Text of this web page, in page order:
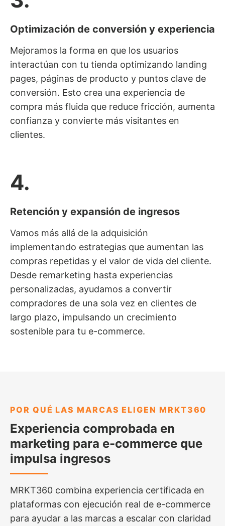
Optimización de conversión y experiencia
Mejoramos la forma en que los usuarios
interactúan con tu tienda optimizando landing
pages, páginas de producto y puntos clave de
conversión. Esto crea una experiencia de
compra más fluida que reduce fricción, aumenta
confianza y convierte más visitantes en
clientes.
4.
Retención y expansión de ingresos
Vamos más allá de la adquisición
implementando estrategias que aumentan las
compras repetidas y el valor de vida del cliente.
Desde remarketing hasta experiencias
personalizadas, ayudamos a convertir
compradores de una sola vez en clientes de
largo plazo, impulsando un crecimiento
sostenible para tu e-commerce.
POR QUÉ LAS MARCAS ELIGEN MRKT360
Experiencia comprobada en
marketing para e-commerce que
impulsa ingresos
MRKT360 combina experiencia certificada en
plataformas con ejecución real de e-commerce
para ayudar a las marcas a escalar con claridad